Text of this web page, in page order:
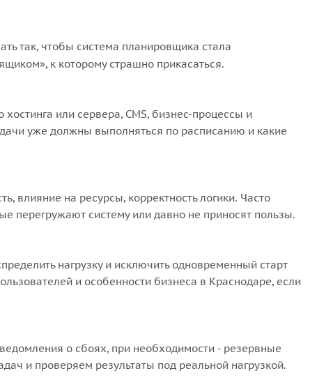
так, чтобы система планировщика стала
к которому страшно прикасаться.
или сервера, CMS, бизнес-процессы и
уже должны выполняться по расписанию и какие
влияние на ресурсы, корректность логики. Часто
перегружают систему или давно не приносят пользы.
нагрузку и исключить одновременный старт
и особенности бизнеса в Краснодаре, если
о сбоях, при необходимости - резервные
и проверяем результаты под реальной нагрузкой.